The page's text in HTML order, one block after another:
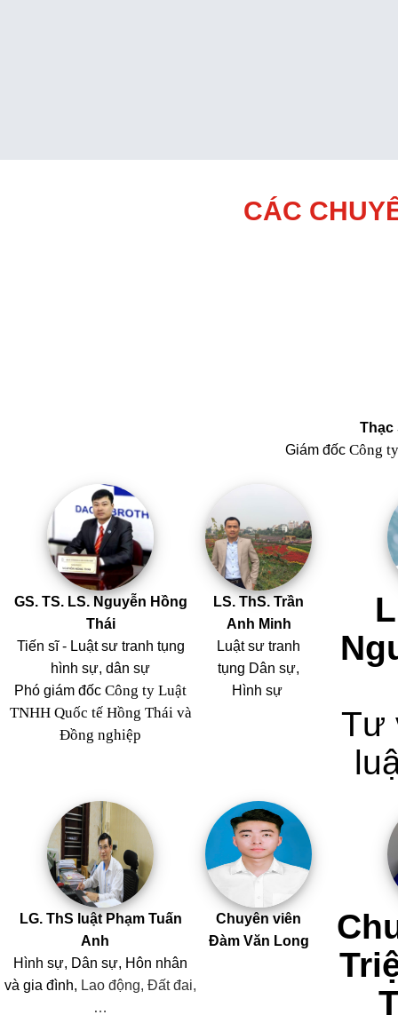
CÁC
Thạc
Giám đốc Công
GS. TS. LS. Nguyễn Hồng
Thái
Tiến sĩ - Luật sư tranh tụng
hình sự, dân sự
Phó giám đốc Công ty Luật
TNHH Quốc tế Hồng Thái và
Đồng nghiệp
LS. ThS. Trần
Anh Minh
Luật sư tranh
tụng Dân sự,
Hình sự
Tư
LG. ThS luật Phạm Tuấn
Anh
Hình sự, Dân sự, Hôn nhân
và gia đình, Lao động, Đất đai,
…
Chuyên viên
Đàm Văn Long